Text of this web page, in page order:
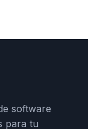
software
para tu